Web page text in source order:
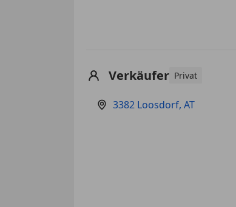
Verkäufer Privat
3382 Loosdorf, AT